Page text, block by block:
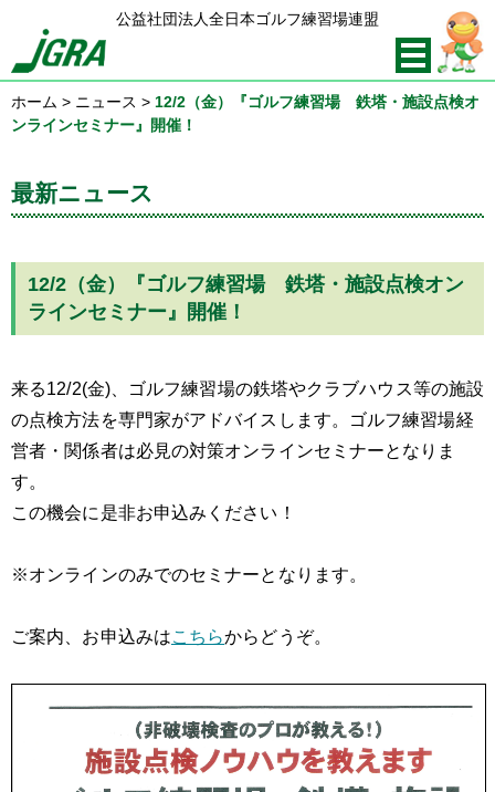
公益社団法人全日本ゴルフ練習場連盟
ホーム > ニュース > 12/2（金）『ゴルフ練習場 鉄塔・施設点検オ
ンラインセミナー』開催！
最新ニュース
12/2（金）『ゴルフ練習場 鉄塔・施設点検オン
ラインセミナー』開催！
来る12/2(金)、ゴルフ練習場の鉄塔やクラブハウス等の施設
の点検方法を専門家がアドバイスします。ゴルフ練習場経
営者・関係者は必見の対策オンラインセミナーとなりま
す。
この機会に是非お申込みください！
※オンラインのみでのセミナーとなります。
ご案内、お申込みはこちらからどうぞ。